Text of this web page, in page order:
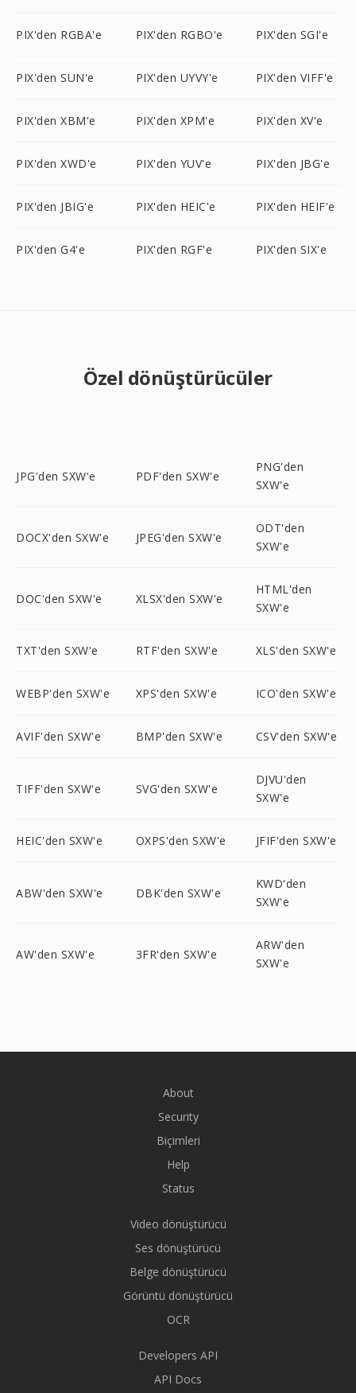
PIX'den RGBA'e PIX'den RGBO'e PIX'den SGI'e
PIX'den SUN'e PIX'den UYVY'e PIX'den VIFF'e
PIX'den XBM'e PIX'den XPM'e PIX'den XV'e
PIX'den XWD'e PIX'den YUV'e PIX'den JBG'e
PIX'den JBIG'e PIX'den HEIC'e PIX'den HEIF'e
PIX'den G4'e PIX'den RGF'e PIX'den SIX'e
Özel dönüştürücüler
JPG'den SXW'e PDF'den SXW'e
PNG'den
SXW'e
DOCX'den SXW'e JPEG'den SXW'e
ODT'den
SXW'e
DOC'den SXW'e XLSX'den SXW'e
HTML'den
SXW'e
TXT'den SXW'e RTF'den SXW'e XLS'den SXW'e
WEBP'den SXW'e XPS'den SXW'e ICO'den SXW'e
AVIF'den SXW'e BMP'den SXW'e CSV'den SXW'e
TIFF'den SXW'e SVG'den SXW'e
DJVU'den
SXW'e
HEIC'den SXW'e OXPS'den SXW'e JFIF'den SXW'e
ABW'den SXW'e DBK'den SXW'e
KWD'den
SXW'e
AW'den SXW'e 3FR'den SXW'e
ARW'den
SXW'e
About
Security
Biçimleri
Help
Status
Video dönüştürücü
Ses dönüştürücü
Belge dönüştürücü
Görüntü dönüştürücü
OCR
Developers API
API Docs